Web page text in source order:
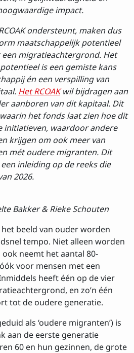
impact.
ondersteunt, maken dus
maatschappelijk potentieel
migratieachtergrond. Het
is een gemiste kans
én een verspilling van
Het RCOAKwil bijdragen aan
aanboren van dit kapitaal. Dit
het fonds laat zien hoe dit
initiatieven, waardoor andere
krijgen om ook meer van
mét oudere migranten. Dit
inleiding op de reeks die
2026.
Bakker & Rieke Schouten
beeld van ouder worden
tempo. Niet alleen worden
ook neemt het aantal 80-
voor mensen met een
heeft één op de vier
en zo’n één
tot de oudere generatie.
als ‘oudere migranten’) is
aan de eerste generatie
60 en hun gezinnen, de grote